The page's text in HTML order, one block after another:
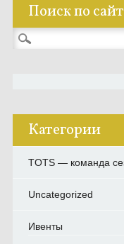
Поиск по
Найти:
Категории
TOTS — команда
Uncategorized
Ивенты